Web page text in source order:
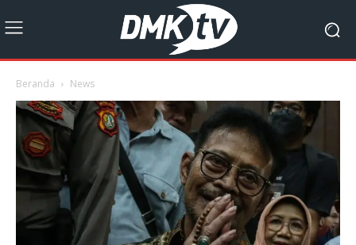
Beranda News